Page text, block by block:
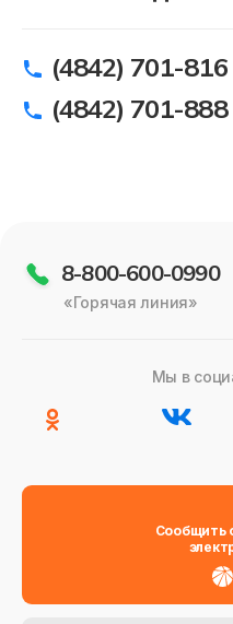
(4842) 701-816
(4842) 701-888
8-800-600-0990
«Горячая линия»
Мы в
Сообщить